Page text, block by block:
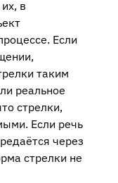
в
Если
таким
реальное
стрелки,
Если речь
через
стрелки не